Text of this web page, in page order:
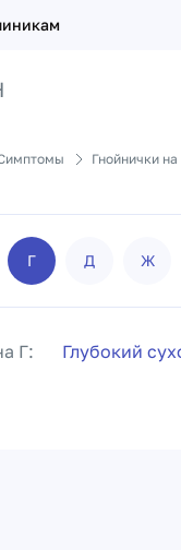
Гнойнички
Г Д Ж
Г: Глубокий